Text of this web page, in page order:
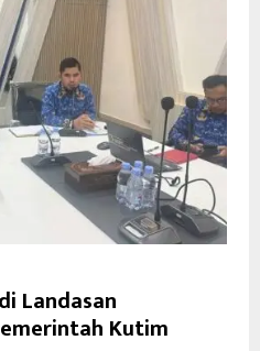
Landasan
Kutim